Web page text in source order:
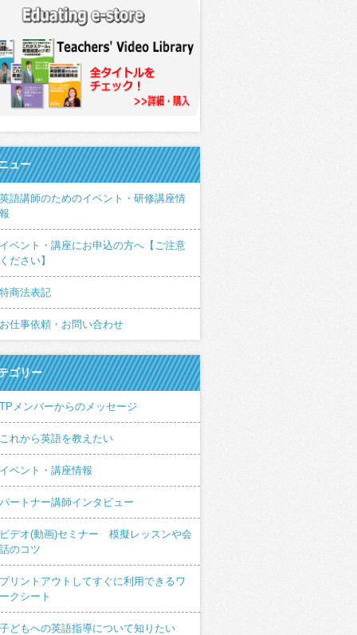
ュー
語講師のためのイベント・研修講座情
ベント・講座にお申込の方へ【ご注意
ださい】
商法表記
仕事依頼・お問い合わせ
ゴリー
メンバーからのメッセージ
れから英語を教えたい
ベント・講座情報
ートナー講師インタビュー
デオ(動画)セミナー 模擬レッスンや会
のコツ
リントアウトしてすぐに利用できるワ
クシート
どもへの英語指導について知りたい